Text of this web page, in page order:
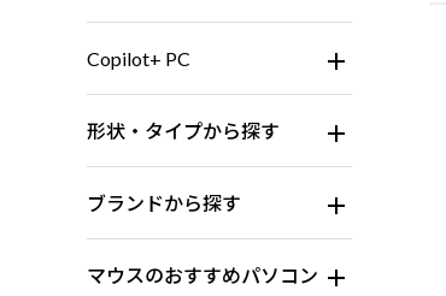
Copilot+ PC
形状・タイプから探す
ブランドから探す
マウスのおすすめパソコン